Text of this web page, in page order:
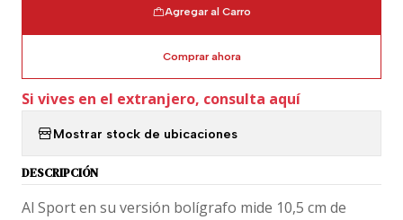
Agregar al Carro
Comprar ahora
Si vives en el extranjero, consulta aquí
Mostrar stock de ubicaciones
DESCRIPCIÓN
Al Sport en su versión bolígrafo mide 10,5 cm de